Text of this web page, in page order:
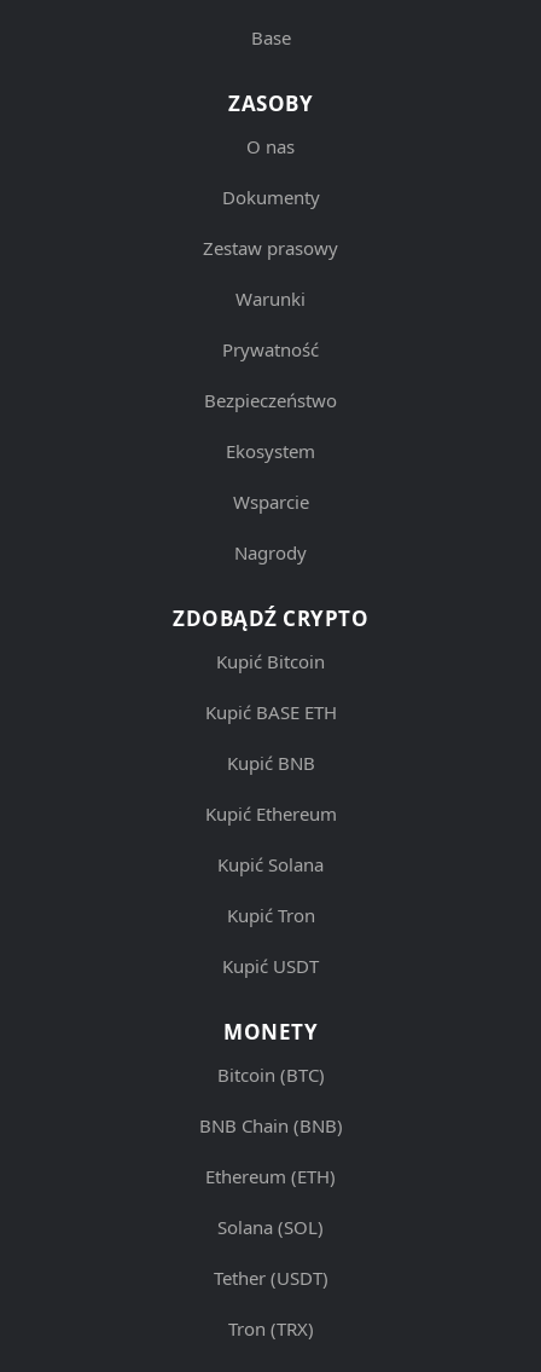
Base
ZASOBY
O nas
Dokumenty
Zestaw prasowy
Warunki
Prywatność
Bezpieczeństwo
Ekosystem
Wsparcie
Nagrody
ZDOBĄDŹ CRYPTO
Kupić Bitcoin
Kupić BASE ETH
Kupić BNB
Kupić Ethereum
Kupić Solana
Kupić Tron
Kupić USDT
MONETY
Bitcoin (BTC)
BNB Chain (BNB)
Ethereum (ETH)
Solana (SOL)
Tether (USDT)
Tron (TRX)